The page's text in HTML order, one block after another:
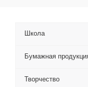
Школа
Бумажная
Творчество